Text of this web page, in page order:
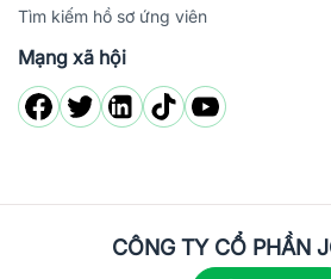
Tìm kiếm hồ sơ ứng viên
Mạng xã hội
CÔNG TY CỔ PHẦN